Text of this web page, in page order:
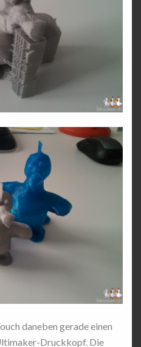
daneben gerade einen
Druckkopf. Die